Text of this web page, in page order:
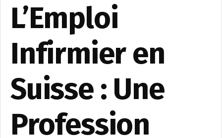
L’Emploi
Infirmier en
Suisse : Une
Profession